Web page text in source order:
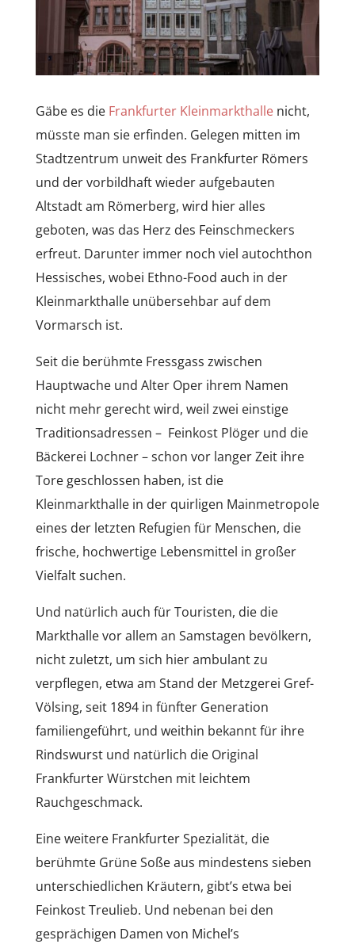
Gäbe es die Frankfurter Kleinmarkthalle nicht,
müsste man sie erfinden. Gelegen mitten im
Stadtzentrum unweit des Frankfurter Römers
und der vorbildhaft wieder aufgebauten
Altstadt am Römerberg, wird hier alles
geboten, was das Herz des Feinschmeckers
erfreut. Darunter immer noch viel autochthon
Hessisches, wobei Ethno-Food auch in der
Kleinmarkthalle unübersehbar auf dem
Vormarsch ist.
Seit die berühmte Fressgass zwischen
Hauptwache und Alter Oper ihrem Namen
nicht mehr gerecht wird, weil zwei einstige
Traditionsadressen – Feinkost Plöger und die
Bäckerei Lochner – schon vor langer Zeit ihre
Tore geschlossen haben, ist die
Kleinmarkthalle in der quirligen Mainmetropole
eines der letzten Refugien für Menschen, die
frische, hochwertige Lebensmittel in großer
Vielfalt suchen.
Und natürlich auch für Touristen, die die
Markthalle vor allem an Samstagen bevölkern,
nicht zuletzt, um sich hier ambulant zu
verpflegen, etwa am Stand der Metzgerei Gref-
Völsing, seit 1894 in fünfter Generation
familiengeführt, und weithin bekannt für ihre
Rindswurst und natürlich die Original
Frankfurter Würstchen mit leichtem
Rauchgeschmack.
Eine weitere Frankfurter Spezialität, die
berühmte Grüne Soße aus mindestens sieben
unterschiedlichen Kräutern, gibt’s etwa bei
Feinkost Treulieb. Und nebenan bei den
gesprächigen Damen von Michel’s